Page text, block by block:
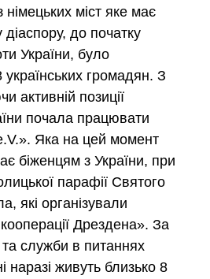
міст яке має
діаспору, до початку
України, було
громадян. З
активній позиції
почала працювати
Яка на цей момент
біженцям з України, при
парафії Святого
які організували
Дрездена». За
та служби в питаннях
наразі живуть близько 8